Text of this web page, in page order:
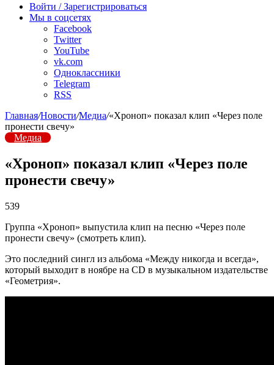
радио
Войти / Зарегистрироваться
Мы в соцсетях
Facebook
Twitter
YouTube
vk.com
Одноклассники
Telegram
RSS
Главная/Новости/Медиа/«Хроноп» показал клип «Через поле
пронести свечу»
Медиа
«Хроноп» показал клип «Через поле
пронести свечу»
539
Группа «Хроноп» выпустила клип на песню «Через поле
пронести свечу» (смотреть клип).
Это последний сингл из альбома «Между никогда и всегда»,
который выходит в ноябре на CD в музыкальном издательстве
«Геометрия».